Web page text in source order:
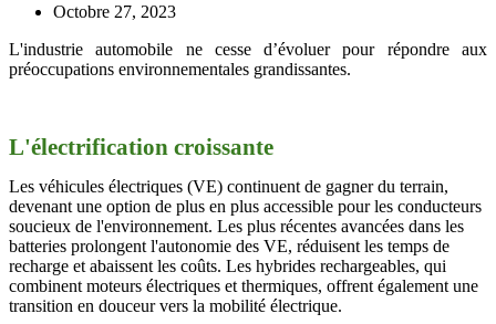
Octobre 27, 2023
L'industrie automobile ne cesse d’évoluer pour répondre aux
préoccupations environnementales grandissantes.
L'électrification croissante
Les véhicules électriques (VE) continuent de gagner du terrain,
devenant une option de plus en plus accessible pour les conducteurs
soucieux de l'environnement. Les plus récentes avancées dans les
batteries prolongent l'autonomie des VE, réduisent les temps de
recharge et abaissent les coûts. Les hybrides rechargeables, qui
combinent moteurs électriques et thermiques, offrent également une
transition en douceur vers la mobilité électrique.